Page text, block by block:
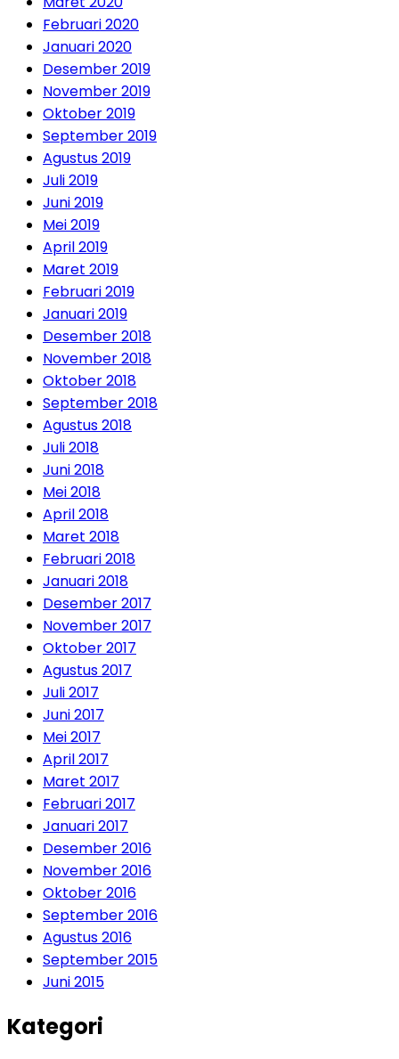
Februari 2020
Januari 2020
Desember 2019
November 2019
Oktober 2019
September 2019
Agustus 2019
Juli 2019
Juni 2019
Mei 2019
April 2019
Maret 2019
Februari 2019
Januari 2019
Desember 2018
November 2018
Oktober 2018
September 2018
Agustus 2018
Juli 2018
Juni 2018
Mei 2018
April 2018
Maret 2018
Februari 2018
Januari 2018
Desember 2017
November 2017
Oktober 2017
Agustus 2017
Juli 2017
Juni 2017
Mei 2017
April 2017
Maret 2017
Februari 2017
Januari 2017
Desember 2016
November 2016
Oktober 2016
September 2016
Agustus 2016
September 2015
Juni 2015
Kategori